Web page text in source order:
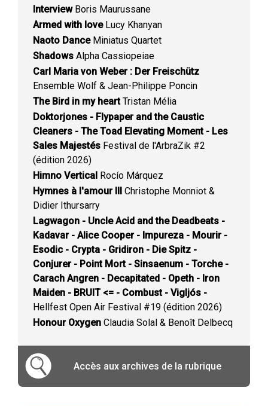
InterviewBoris Maurussane
Armed with loveLucy Khanyan
Naoto DanceMiniatus Quartet
Shadows Alpha Cassiopeiae
Carl Maria von Weber : Der Freischütz
Ensemble Wolf & Jean-Philippe Poncin
The Bird in my heartTristan Mélia
Doktorjones - Flypaper and the Caustic
Cleaners - The Toad Elevating Moment - Les
Sales Majestés Festival de l'ArbraZik #2
(édition 2026)
Himno Vertical Rocío Márquez
Hymnes à l'amour III Christophe Monniot &
Didier Ithursarry
Lagwagon - Uncle Acid and the Deadbeats -
Kadavar - Alice Cooper - Impureza - Mourir -
Esodic - Crypta - Gridiron - Die Spitz -
Conjurer - Point Mort - Sinsaenum - Torche -
Carach Angren - Decapitated - Opeth - Iron
Maiden - BRUIT <= - Combust - Vigljós -
Hellfest Open Air Festival #19 (édition 2026)
Honour Oxygen Claudia Solal & Benoît Delbecq
Accès aux archives de la rubrique